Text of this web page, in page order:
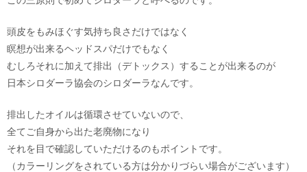
頭皮をもみほぐす気持ち良さだけではなく
瞑想が出来るヘッドスパだけでもなく
むしろそれに加えて排出（デトックス）することが出来るのが
日本シロダーラ協会のシロダーラなんです。
排出したオイルは循環させていないので、
全てご自身から出た老廃物になり
それを目で確認していただけるのもポイントです。
（カラーリングをされている方は分かりづらい場合がございます）